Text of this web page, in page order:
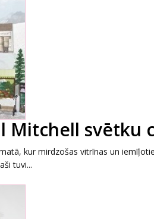
Mitchell svētku
kur mirdzošas vitrīnas un
tuvi...